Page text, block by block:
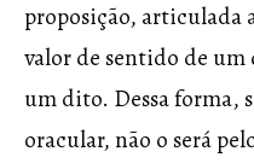
proposição, articulada
valor de sentido de
um dito. Dessa forma,
oracular, não o será